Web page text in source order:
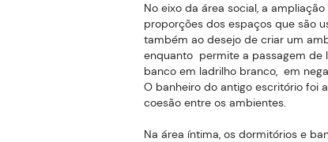
No eixo da área social, a
proporções dos espaços que são
também ao desejo de criar um
enquanto permite a passagem de
banco em ladrilho branco, em
O banheiro do antigo escritório foi
coesão entre os ambientes.
Na área íntima, os dormitórios e